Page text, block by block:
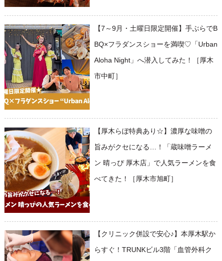
【7～9月・土曜日限定開催】手ぶらでB
BQ×フラダンスショーを満喫♡「Urban
Aloha Night」へ潜入してみた！［厚木
市中町］
【厚木らぼ特典あり☆】濃厚な味噌の
旨みがクセになる…！「蔵味噌ラーメ
ン 晴っぴ 厚木店」で人気ラーメンを食
べてきた！［厚木市旭町］
【クリニック併設で安心♪】本厚木駅か
らすぐ！TRUNKビル3階「血管外科ク